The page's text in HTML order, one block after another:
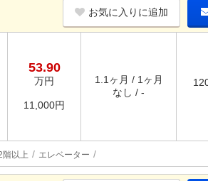
お気に入りに追加
53.90
万円
11,000円
1.1ヶ月 / 1ヶ月
なし / -
階以上 エレベーター